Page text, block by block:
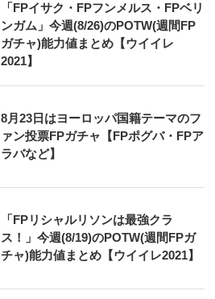
「FPイサク・FPフンメルス・FPベリ
ンガム」今週(8/26)のPOTW(週間FP
ガチャ)能力値まとめ【ウイイレ
2021】
8月23日はヨーロッパ国籍テーマのフ
ァン投票FPガチャ【FPポグバ・FPア
ラバなど】
「FPリシャルリソンは最強クラ
ス！」今週(8/19)のPOTW(週間FPガ
チャ)能力値まとめ【ウイイレ2021】